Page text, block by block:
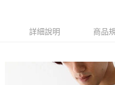
相關說明
【大哥付你分期使用說明】
流程，驗證手機門號後，選擇欲分期
3.實際核准額度、可分期數及費用金額
【關於「AFTEE先享後付」】
AFTEE先享後付是「在收到商品之後才
詳細說明 商品